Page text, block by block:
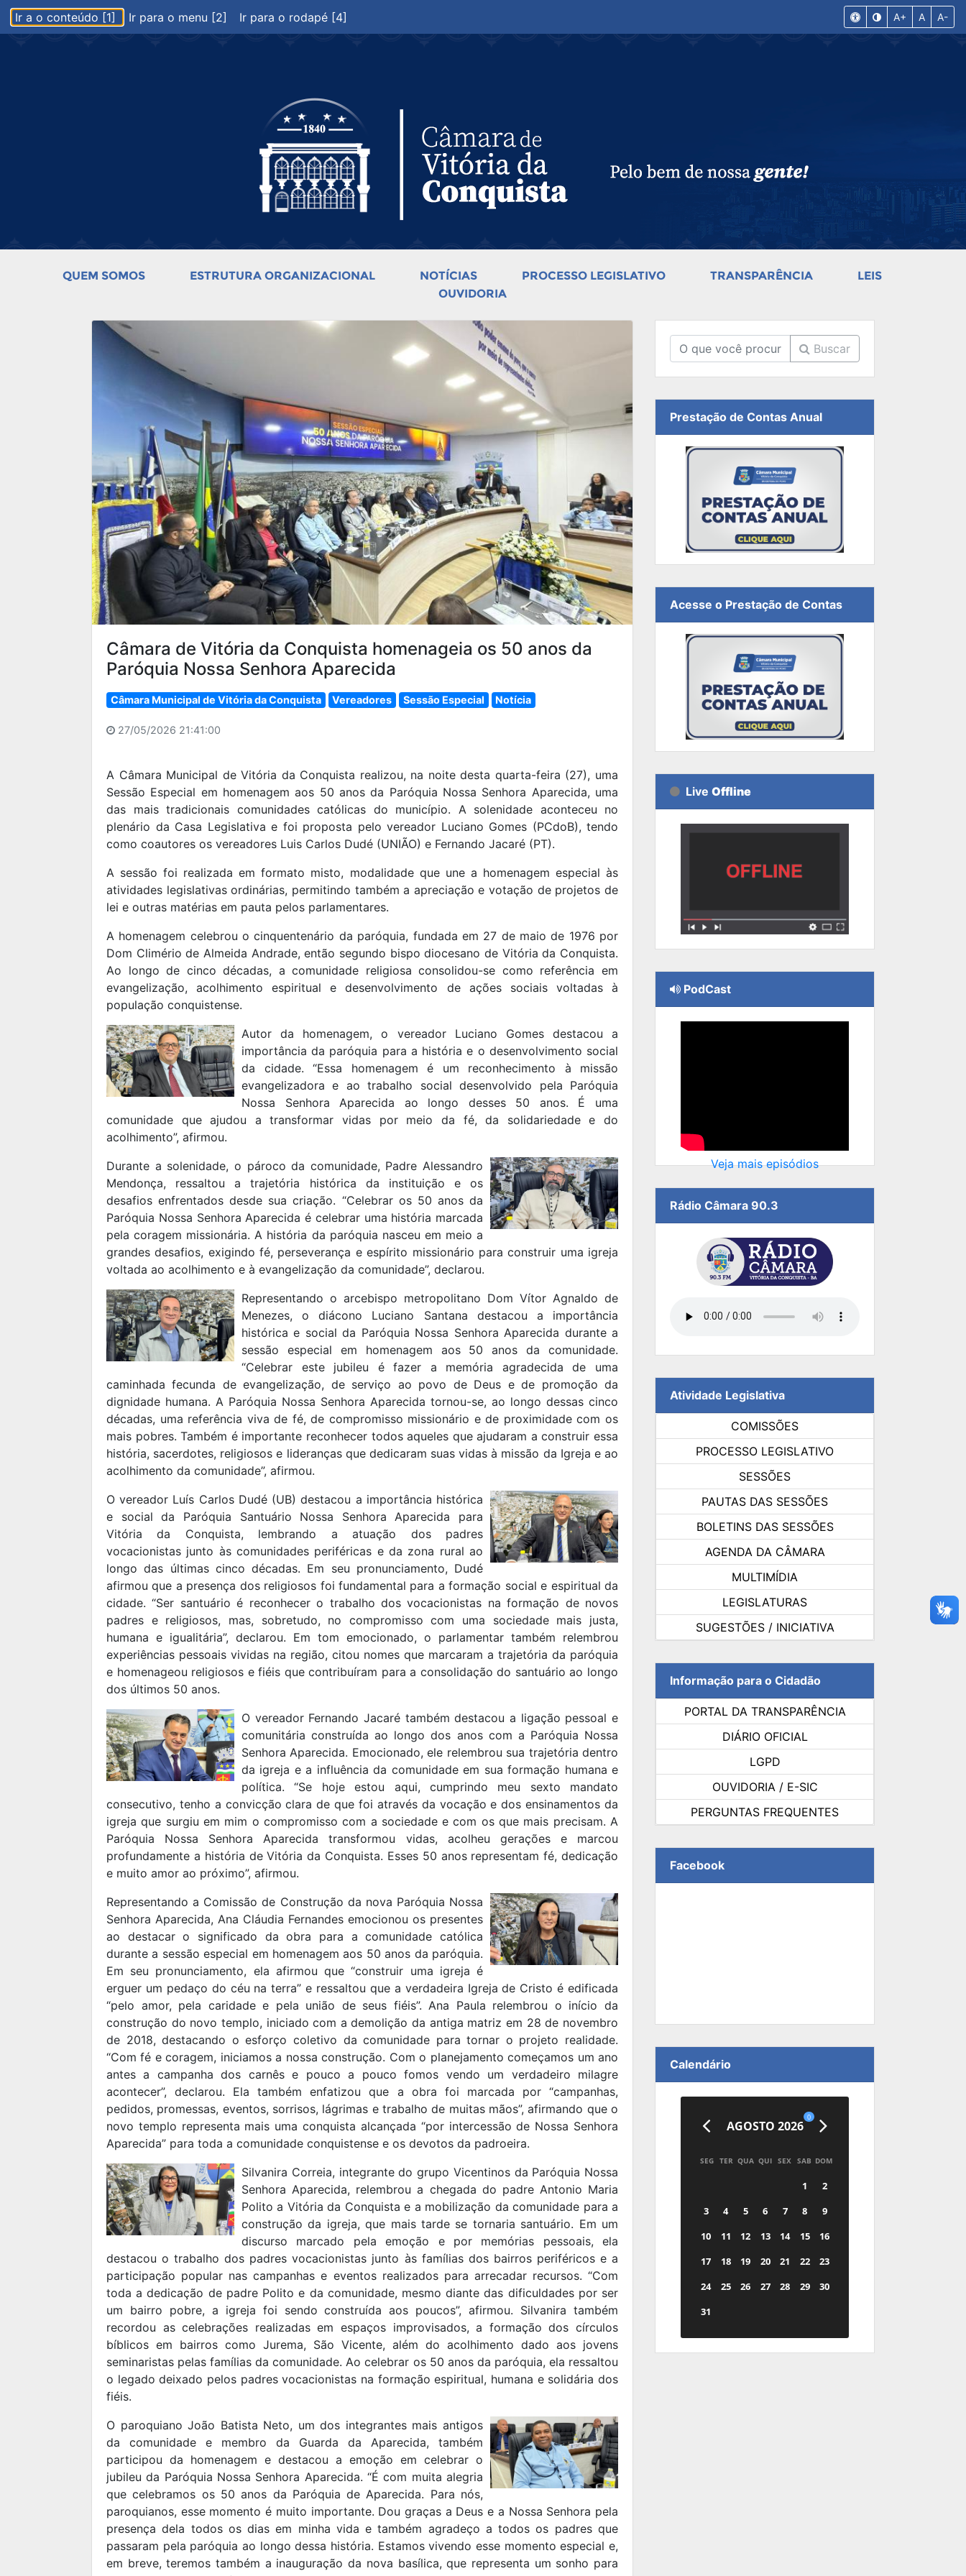
Ir a o conteúdo [1] Ir para o menu [2] Ir para o rodapé [4] A+ A A-
QUEM SOMOS ESTRUTURA ORGANIZACIONAL NOTÍCIAS PROCESSO LEGISLATIVO TRANSPARÊNCIA
LEIS
OUVIDORIA
Câmara de Vitória da Conquista homenageia os 50 anos da
Paróquia Nossa Senhora Aparecida
Câmara Municipal de Vitória da Conquista Vereadores Sessão Especial Notícia
27/05/2026 21:41:00
A Câmara Municipal de Vitória da Conquista realizou, na noite desta quarta-feira (27), uma
Sessão Especial em homenagem aos 50 anos da Paróquia Nossa Senhora Aparecida, uma
das mais tradicionais comunidades católicas do município. A solenidade aconteceu no
plenário da Casa Legislativa e foi proposta pelo vereador Luciano Gomes (PCdoB), tendo
como coautores os vereadores Luis Carlos Dudé (UNIÃO) e Fernando Jacaré (PT).
A sessão foi realizada em formato misto, modalidade que une a homenagem especial às
atividades legislativas ordinárias, permitindo também a apreciação e votação de projetos de
lei e outras matérias em pauta pelos parlamentares.
A homenagem celebrou o cinquentenário da paróquia, fundada em 27 de maio de 1976 por
Dom Climério de Almeida Andrade, então segundo bispo diocesano de Vitória da Conquista.
Ao longo de cinco décadas, a comunidade religiosa consolidou-se como referência em
evangelização, acolhimento espiritual e desenvolvimento de ações sociais voltadas à
população conquistense.
Autor da homenagem, o vereador Luciano Gomes destacou a
importância da paróquia para a história e o desenvolvimento social
da cidade. “Essa homenagem é um reconhecimento à missão
evangelizadora e ao trabalho social desenvolvido pela Paróquia
Nossa Senhora Aparecida ao longo desses 50 anos. É uma
comunidade que ajudou a transformar vidas por meio da fé, da solidariedade e do
acolhimento”, afirmou.
Durante a solenidade, o pároco da comunidade, Padre Alessandro
Mendonça, ressaltou a trajetória histórica da instituição e os
desafios enfrentados desde sua criação. “Celebrar os 50 anos da
Paróquia Nossa Senhora Aparecida é celebrar uma história marcada
pela coragem missionária. A história da paróquia nasceu em meio a
grandes desafios, exigindo fé, perseverança e espírito missionário para construir uma igreja
voltada ao acolhimento e à evangelização da comunidade”, declarou.
Representando o arcebispo metropolitano Dom Vítor Agnaldo de
Menezes, o diácono Luciano Santana destacou a importância
histórica e social da Paróquia Nossa Senhora Aparecida durante a
sessão especial em homenagem aos 50 anos da comunidade.
“Celebrar este jubileu é fazer a memória agradecida de uma
caminhada fecunda de evangelização, de serviço ao povo de Deus e de promoção da
dignidade humana. A Paróquia Nossa Senhora Aparecida tornou-se, ao longo dessas cinco
décadas, uma referência viva de fé, de compromisso missionário e de proximidade com os
mais pobres. Também é importante reconhecer todos aqueles que ajudaram a construir essa
história, sacerdotes, religiosos e lideranças que dedicaram suas vidas à missão da Igreja e ao
acolhimento da comunidade”, afirmou.
O vereador Luís Carlos Dudé (UB) destacou a importância histórica
e social da Paróquia Santuário Nossa Senhora Aparecida para
Vitória da Conquista, lembrando a atuação dos padres
vocacionistas junto às comunidades periféricas e da zona rural ao
longo das últimas cinco décadas. Em seu pronunciamento, Dudé
afirmou que a presença dos religiosos foi fundamental para a formação social e espiritual da
cidade. “Ser santuário é reconhecer o trabalho dos vocacionistas na formação de novos
padres e religiosos, mas, sobretudo, no compromisso com uma sociedade mais justa,
humana e igualitária”, declarou. Em tom emocionado, o parlamentar também relembrou
experiências pessoais vividas na região, citou nomes que marcaram a trajetória da paróquia
e homenageou religiosos e fiéis que contribuíram para a consolidação do santuário ao longo
dos últimos 50 anos.
O vereador Fernando Jacaré também destacou a ligação pessoal e
comunitária construída ao longo dos anos com a Paróquia Nossa
Senhora Aparecida. Emocionado, ele relembrou sua trajetória dentro
da igreja e a influência da comunidade em sua formação humana e
política. “Se hoje estou aqui, cumprindo meu sexto mandato
consecutivo, tenho a convicção clara de que foi através da vocação e dos ensinamentos da
igreja que surgiu em mim o compromisso com a sociedade e com os que mais precisam. A
Paróquia Nossa Senhora Aparecida transformou vidas, acolheu gerações e marcou
profundamente a história de Vitória da Conquista. Esses 50 anos representam fé, dedicação
e muito amor ao próximo”, afirmou.
Representando a Comissão de Construção da nova Paróquia Nossa
Senhora Aparecida, Ana Cláudia Fernandes emocionou os presentes
ao destacar o significado da obra para a comunidade católica
durante a sessão especial em homenagem aos 50 anos da paróquia.
Em seu pronunciamento, ela afirmou que “construir uma igreja é
erguer um pedaço do céu na terra” e ressaltou que a verdadeira Igreja de Cristo é edificada
“pelo amor, pela caridade e pela união de seus fiéis”. Ana Paula relembrou o início da
construção do novo templo, iniciado com a demolição da antiga matriz em 28 de novembro
de 2018, destacando o esforço coletivo da comunidade para tornar o projeto realidade.
“Com fé e coragem, iniciamos a nossa construção. Com o planejamento começamos um ano
antes a campanha dos carnês e pouco a pouco fomos vendo um verdadeiro milagre
acontecer”, declarou. Ela também enfatizou que a obra foi marcada por “campanhas,
pedidos, promessas, eventos, sorrisos, lágrimas e trabalho de muitas mãos”, afirmando que o
novo templo representa mais uma conquista alcançada “por intercessão de Nossa Senhora
Aparecida” para toda a comunidade conquistense e os devotos da padroeira.
Silvanira Correia, integrante do grupo Vicentinos da Paróquia Nossa
Senhora Aparecida, relembrou a chegada do padre Antonio Maria
Polito a Vitória da Conquista e a mobilização da comunidade para a
construção da igreja, que mais tarde se tornaria santuário. Em um
discurso marcado pela emoção e por memórias pessoais, ela
destacou o trabalho dos padres vocacionistas junto às famílias dos bairros periféricos e a
participação popular nas campanhas e eventos realizados para arrecadar recursos. “Com
toda a dedicação de padre Polito e da comunidade, mesmo diante das dificuldades por ser
um bairro pobre, a igreja foi sendo construída aos poucos”, afirmou. Silvanira também
recordou as celebrações realizadas em espaços improvisados, a formação dos círculos
bíblicos em bairros como Jurema, São Vicente, além do acolhimento dado aos jovens
seminaristas pelas famílias da comunidade. Ao celebrar os 50 anos da paróquia, ela ressaltou
o legado deixado pelos padres vocacionistas na formação espiritual, humana e solidária dos
fiéis.
O paroquiano João Batista Neto, um dos integrantes mais antigos
da comunidade e membro da Guarda da Aparecida, também
participou da homenagem e destacou a emoção em celebrar o
jubileu da Paróquia Nossa Senhora Aparecida. “É com muita alegria
que celebramos os 50 anos da Paróquia de Aparecida. Para nós,
paroquianos, esse momento é muito importante. Dou graças a Deus e a Nossa Senhora pela
presença dela todos os dias em minha vida e também agradeço a todos os padres que
passaram pela paróquia ao longo dessa história. Estamos vivendo esse momento especial e,
em breve, teremos também a inauguração da nova basílica, que representa um sonho para
Buscar
Prestação de Contas Anual
Acesse o Prestação de Contas
Live Offline
PodCast
Veja mais episódios
Rádio Câmara 90.3
Atividade Legislativa
COMISSÕES
PROCESSO LEGISLATIVO
SESSÕES
PAUTAS DAS SESSÕES
BOLETINS DAS SESSÕES
AGENDA DA CÂMARA
MULTIMÍDIA
LEGISLATURAS
SUGESTÕES / INICIATIVA
Informação para o Cidadão
PORTAL DA TRANSPARÊNCIA
DIÁRIO OFICIAL
LGPD
OUVIDORIA / E-SIC
PERGUNTAS FREQUENTES
Facebook
Calendário
AGOSTO 2026
0
SEG TER QUA QUI SEX SAB DOM
1
2
3
4 5 6 7 8
9
10
11 12 13 14 15
16
17
18 19 20 21 22
23
24
25 26 27 28 29
30
31